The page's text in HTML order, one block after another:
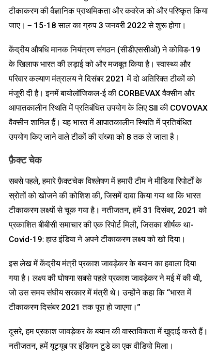
टीकाकरण की वैज्ञानिक प्राथमिकता और कवरेज को और परिष्कृत किया
जाए। – 15-18 साल का ग्रुप 3 जनवरी 2022 से शुरू होगा।
केंद्रीय औषधि मानक नियंत्रण संगठन (सीडीएससीओ) ने कोविड-19
के खिलाफ भारत की लड़ाई को और मजबूत किया है। स्वास्थ्य और
परिवार कल्याण मंत्रालय ने दिसंबर 2021 में दो अतिरिक्त टीकों को
मंजूरी दी है। इनमें बायोलॉजिकल-ई की CORBEVAX वैक्सीन और
आपातकालीन स्थिति में प्रतिबंधित उपयोग के लिए SII की COVOVAX
वैक्सीन शामिल हैं। यह भारत में आपातकालीन स्थिति में प्रतिबंधित
उपयोग किए जाने वाले टीकों की संख्या को 8 तक ले जाता है।
फ़ैक्ट चेक
सबसे पहले, हमारे फ़ैक्टचेक विश्लेषण में हमारी टीम ने मीडिया रिपोर्टों के
स्रोतों को खोजने की कोशिश की, जिसमें दावा किया गया था कि भारत
टीकाकरण लक्ष्यों से चूक गया है। नतीजतन, हमें 31 दिसंबर, 2021 को
प्रकाशित बीबीसी समाचार की एक रिपोर्ट मिली, जिसका शीर्षक था-
Covid-19: हाउ इंडिया ने अपने टीकाकरण लक्ष्य को खो दिया।
इस लेख में केंद्रीय मंत्री प्रकाश जावड़ेकर के बयान का हवाला दिया
गया है। लक्ष्य की घोषणा सबसे पहले प्रकाश जावड़ेकर ने मई में की थी,
जो उस समय संघीय सरकार में मंत्री थे। उन्होंने कहा कि “भारत में
टीकाकरण दिसंबर 2021 तक पूरा हो जाएगा।”
दूसरे, हम प्रकाश जावड़ेकर के बयान की वास्तविकता में खुदाई करते हैं।
नतीजतन, हमें यूट्यूब पर इंडियन टुडे का एक वीडियो मिला।